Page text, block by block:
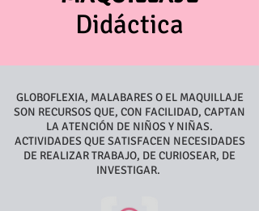
Didáctica
GLOBOFLEXIA, MALABARES O EL MAQUILLAJE
SON RECURSOS QUE, CON FACILIDAD, CAPTAN
LA ATENCIÓN DE NIÑOS Y NIÑAS.
ACTIVIDADES QUE SATISFACEN NECESIDADES
DE REALIZAR TRABAJO, DE CURIOSEAR, DE
INVESTIGAR.